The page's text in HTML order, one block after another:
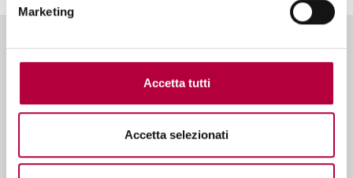
Marketing
Accetta tutti
Accetta selezionati
CASI DI SUCCESSO